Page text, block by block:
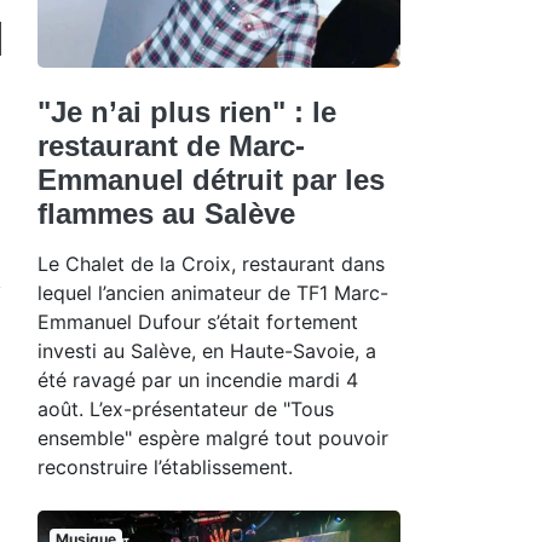
"Je n’ai plus rien" : le
restaurant de Marc-
Emmanuel détruit par les
flammes au Salève
Le Chalet de la Croix, restaurant dans
lequel l’ancien animateur de TF1 Marc-
Emmanuel Dufour s’était fortement
investi au Salève, en Haute-Savoie, a
été ravagé par un incendie mardi 4
août. L’ex-présentateur de "Tous
ensemble" espère malgré tout pouvoir
reconstruire l’établissement.